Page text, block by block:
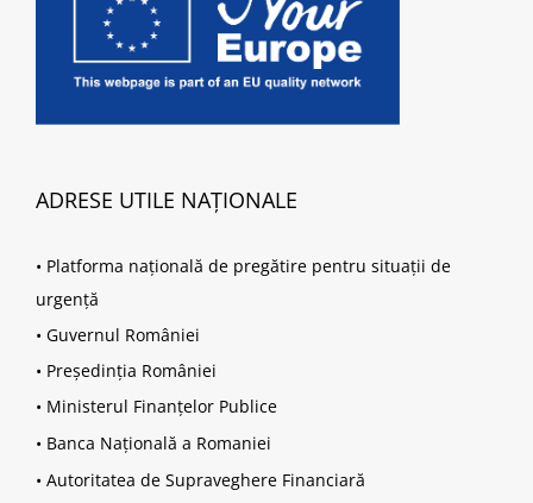
ADRESE UTILE NAȚIONALE
• Platforma națională de pregătire pentru situații de
urgență
• Guvernul României
• Președinția României
• Ministerul Finanțelor Publice
• Banca Națională a Romaniei
• Autoritatea de Supraveghere Financiară